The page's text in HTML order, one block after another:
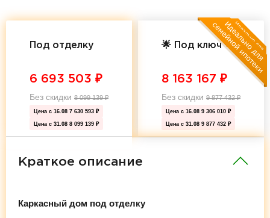
Под отделку
6 693 503 ₽
Без скидки 8 099 139₽
Цена с 16.08 7 630 593 ₽
Цена с 31.08 8 099 139 ₽
🌟 Под ключ 🌟
8 163 167 ₽
Без скидки 9 877 432₽
Цена с 16.08 9 306 010 ₽
Цена с 31.08 9 877 432 ₽
Краткое описание
Каркасный дом под отделку